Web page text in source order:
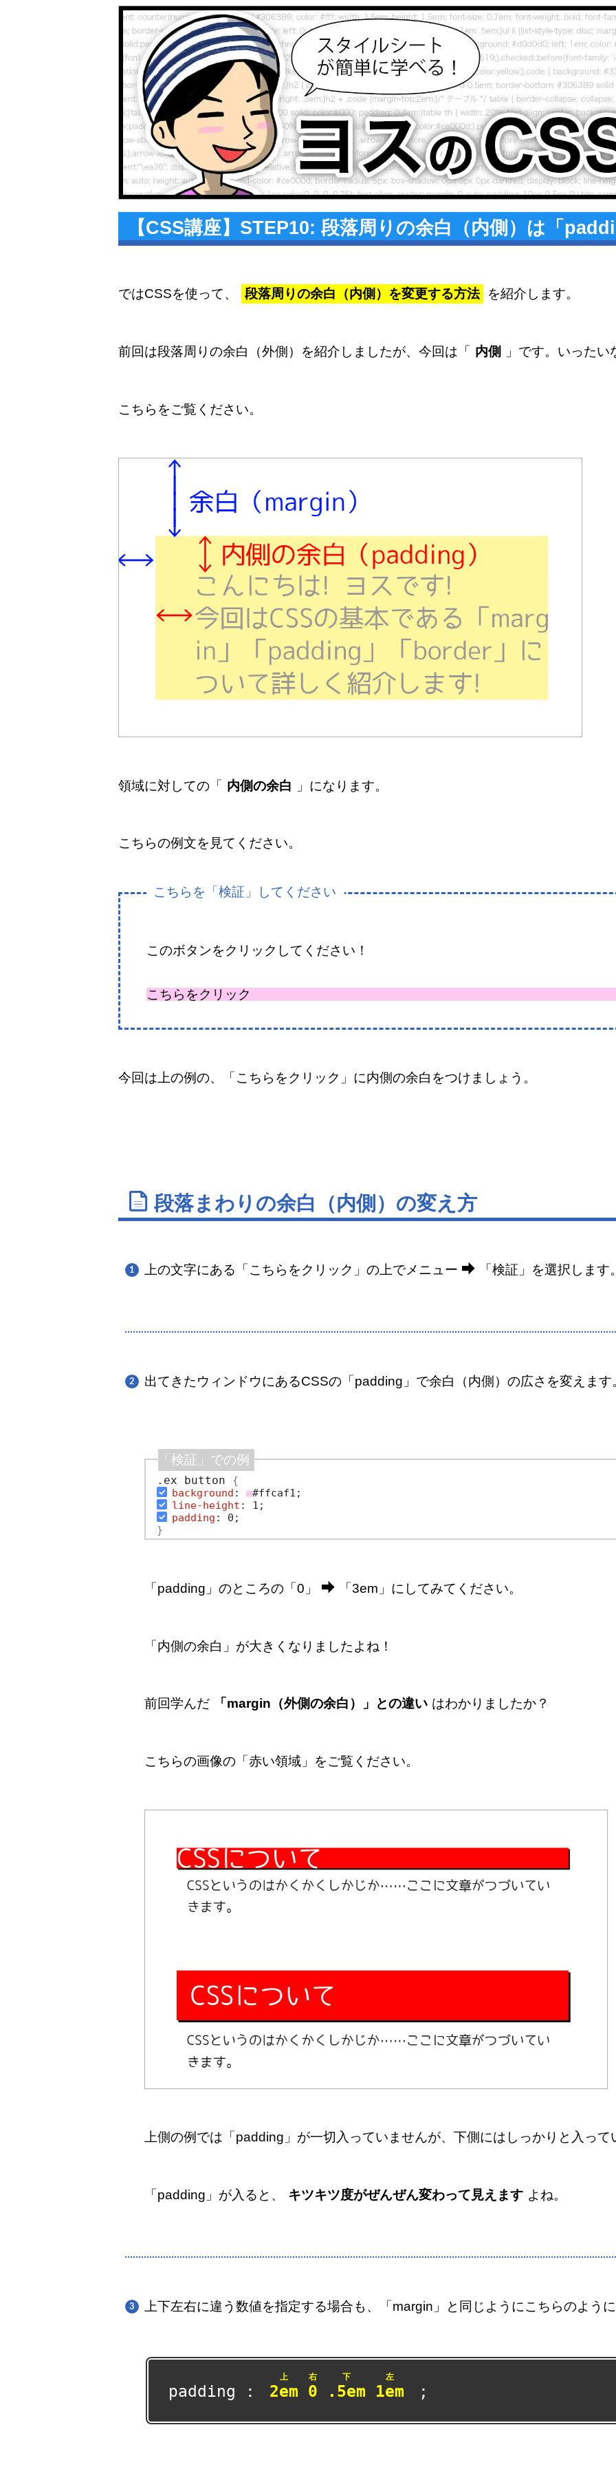
【CSS講座】STEP10: 段落周りの余白（内側）は「
ではCSSを使って、 段落周りの余白（内側）を変更する方法 を紹介します。
前回は段落周りの余白（外側）を紹介しましたが、今回は「 内側 」です。いった
こちらをご覧ください。
領域に対しての「 内側の余白 」になります。
こちらの例文を見てください。
このボタンをクリックしてください！
こちらをクリック
今回は上の例の、「こちらをクリック」に内側の余白をつけましょう。
段落まわりの余白（内側）の変え方
上の文字にある「こちらをクリック」の上でメニュー 「検証」 を選択します
出てきたウィンドウにあるCSSの「padding」で余白（内側）の広さを変えます
.ex button {
background : ■#ffcaf1;
line-height : 1;
padding : 0 ;
}
「padding」のところの「0」 「3em」 にしてみてください。
「内側の余白」が大きくなりましたよね！
前回学んだ 「margin（外側の余白）」との違い はわかりましたか？
こちらの画像の「赤い領域」をご覧ください。
上側の例では「padding」が一切入っていませんが、下側にはしっかりと入って
「padding」が入ると、 キツキツ度がぜんぜん変わって見えます よね。
上下左右に違う数値を指定する場合も、「margin」と同じようにこちらのよう
padding : 2em
上
0
右
.5em
下
1em
左
;